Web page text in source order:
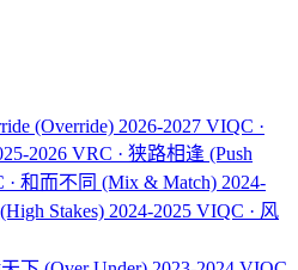
(Override) 2026-2027 VIQC ·
2026 VRC · 狭路相逢 (Push
· 和而不同 (Mix & Match) 2024-
(High Stakes) 2024-2025 VIQC · 风